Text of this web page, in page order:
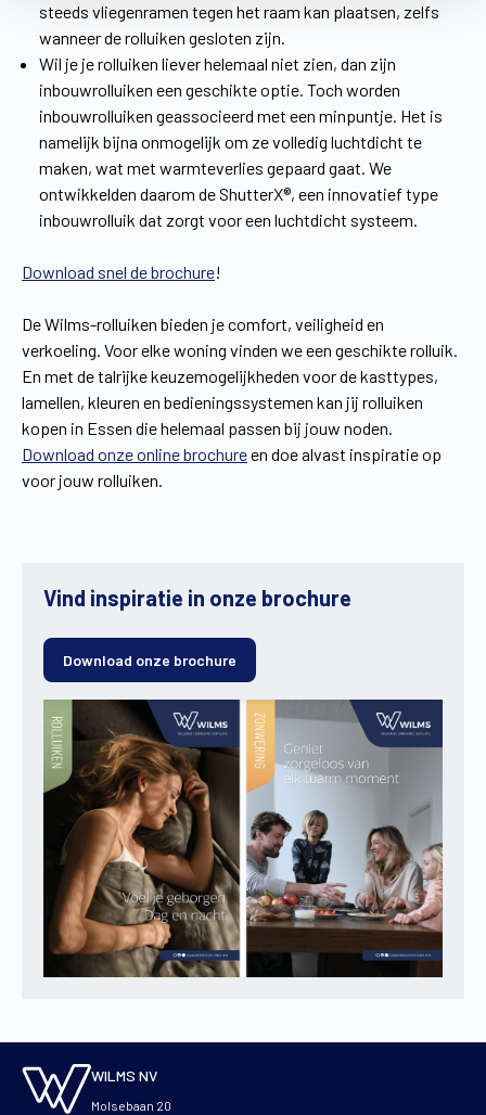
steeds vliegenramen tegen het raam kan plaatsen, zelfs
wanneer de rolluiken gesloten zijn.
Wil je je rolluiken liever helemaal niet zien, dan zijn
inbouwrolluiken een geschikte optie. Toch worden
inbouwrolluiken geassocieerd met een minpuntje. Het is
namelijk bijna onmogelijk om ze volledig luchtdicht te
maken, wat met warmteverlies gepaard gaat. We
ontwikkelden daarom de ShutterX®, een innovatief type
inbouwrolluik dat zorgt voor een luchtdicht systeem.
Download snel de brochure!
De Wilms-rolluiken bieden je comfort, veiligheid en
verkoeling. Voor elke woning vinden we een geschikte rolluik.
En met de talrijke keuzemogelijkheden voor de kasttypes,
lamellen, kleuren en bedieningssystemen kan jij rolluiken
kopen in Essen die helemaal passen bij jouw noden.
Download onze online brochureen doe alvast inspiratie op
voor jouw rolluiken.
Vind inspiratie in onze brochure
Download onze brochure
WILMS NV
Molsebaan 20